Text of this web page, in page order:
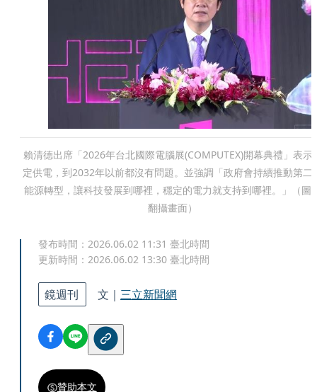
賴清德出席「2026年台北國際電腦展(COMPUTEX)開幕典禮」表示
定供電，到2032年以前都沒有問題。並強調「政府會持續推動第二
能源轉型，讓科技發展到哪裡，穩定的電力就支持到哪裡。」（圖
翻攝畫面）
發布時間： 2026.06.02 11:31 臺北時間
更新時間： 2026.06.02 13:30 臺北時間
鏡週刊 文｜ 三立新聞網
贊助本文